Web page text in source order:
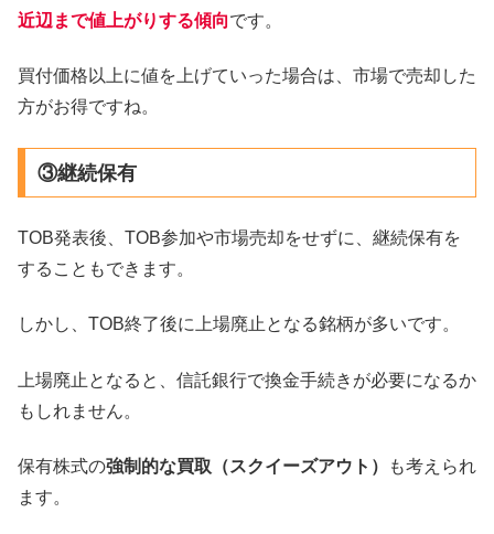
近辺まで値上がりする傾向です。
買付価格以上に値を上げていった場合は、市場で売却した
方がお得ですね。
③継続保有
TOB発表後、TOB参加や市場売却をせずに、継続保有を
することもできます。
しかし、TOB終了後に上場廃止となる銘柄が多いです。
上場廃止となると、信託銀行で換金手続きが必要になるか
もしれません。
保有株式の強制的な買取（スクイーズアウト）
も考えられ
ます。